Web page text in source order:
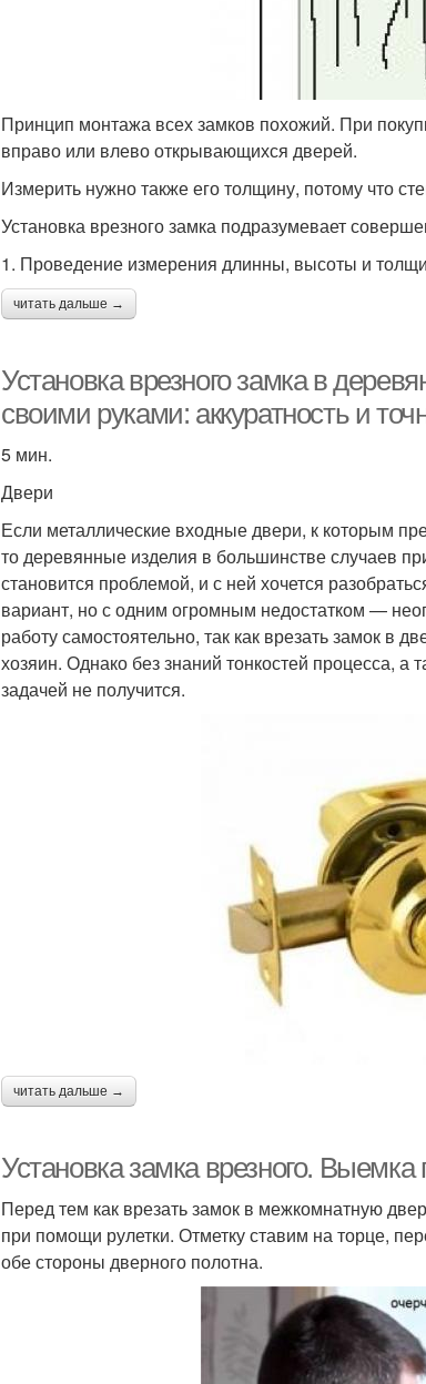
Принцип монтажа всех замков похожий. При
вправо или влево открывающихся дверей.
Измерить нужно также его толщину, потому что
Установка врезного замка подразумевает
1. Проведение измерения длинны, высоты и
читать дальше →
Установка врезного замка в
своими руками: аккуратность и
5 мин.
Двери
Если металлические входные двери, к которым
то деревянные изделия в большинстве случаев
становится проблемой, и с ней хочется
вариант, но с одним огромным недостатком —
работу самостоятельно, так как врезать замок в
хозяин. Однако без знаний тонкостей процесса,
задачей не получится.
читать дальше →
Установка замка врезного.
Перед тем как врезать замок в межкомнатную
при помощи рулетки. Отметку ставим на торце,
обе стороны дверного полотна.